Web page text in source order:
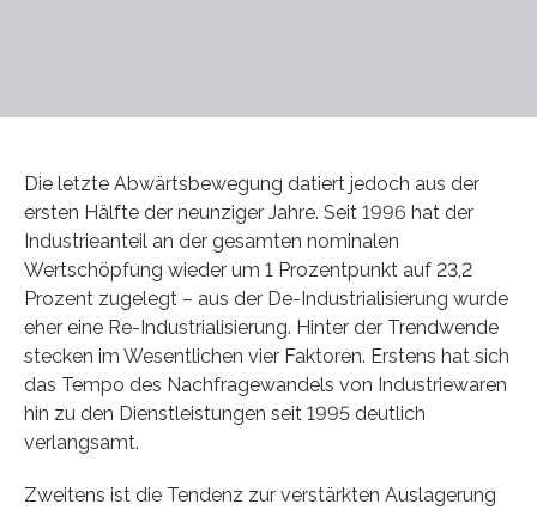
Die letzte Abwärtsbewegung datiert jedoch aus der
ersten Hälfte der neunziger Jahre. Seit 1996 hat der
Industrieanteil an der gesamten nominalen
Wertschöpfung wieder um 1 Prozentpunkt auf 23,2
Prozent zugelegt – aus der De-Industrialisierung wurde
eher eine Re-Industrialisierung. Hinter der Trendwende
stecken im Wesentlichen vier Faktoren. Erstens hat sich
das Tempo des Nachfragewandels von Industriewaren
hin zu den Dienstleistungen seit 1995 deutlich
verlangsamt.
Zweitens ist die Tendenz zur verstärkten Auslagerung